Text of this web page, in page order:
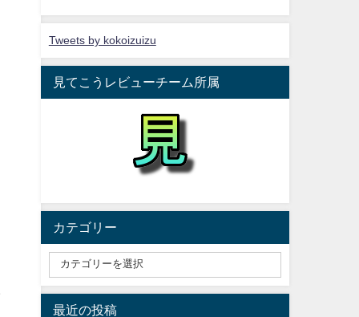
Tweets by kokoizuizu
見てこうレビューチーム所属
カテゴリー
最近の投稿